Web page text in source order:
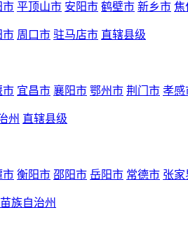
市 平顶山市 安阳市 鹤壁市 新乡市 焦
市 周口市 驻马店市 直辖县级
市 宜昌市 襄阳市 鄂州市 荆门市 孝感
州 直辖县级
市 衡阳市 邵阳市 岳阳市 常德市 张家
族自治州